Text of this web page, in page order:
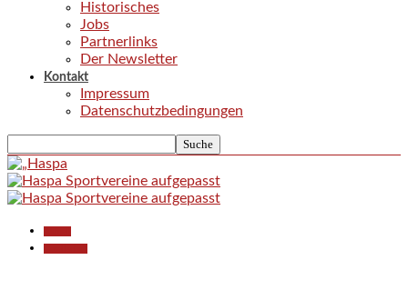
Historisches
Jobs
Partnerlinks
Der Newsletter
Kontakt
Impressum
Datenschutzbedingungen